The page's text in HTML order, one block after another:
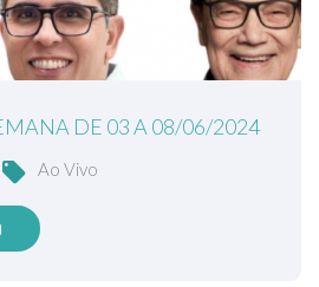
DE 03 A 08/06/2024
Ao Vivo